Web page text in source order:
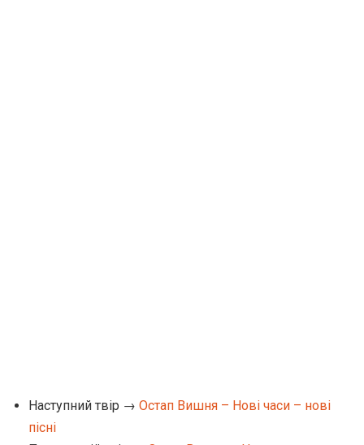
Наступний твір → Остап Вишня – Нові часи – нові
пісні